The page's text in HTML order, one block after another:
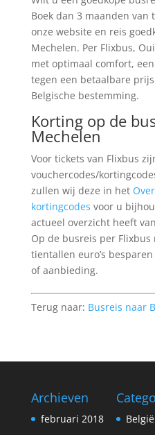
Boek dan 3 maanden van
onze website en reis
Mechelen. Per Flixbus,
met optimaal comfort,
tegen een betaalbare
Belgische bestemming.
Korting op de
Mechelen
Voor tickets van Flixbus
vouchercodes/
zullen wij deze in het
kortingcodes voor u
actueel overzicht heeft
Op de busreis per
tientallen euro’s
of aanbieding.
Terug naar: Busreis naar
Archieven
februari 2018
België